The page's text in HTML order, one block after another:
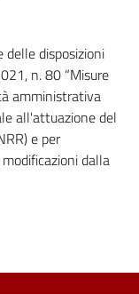
delle disposizioni
n. 80 “Misure
amministrativa
all'attuazione del
e per
dalla